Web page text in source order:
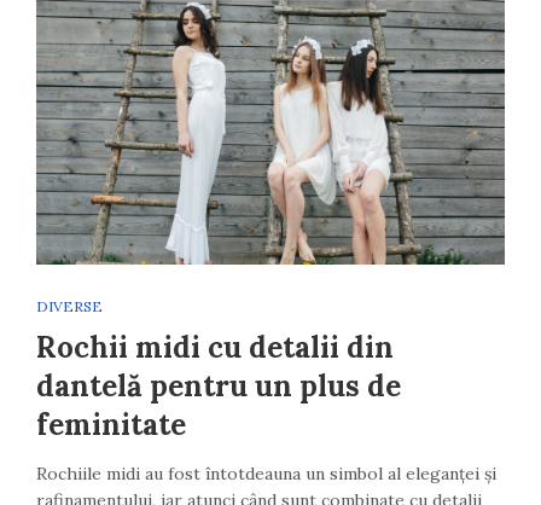
DIVERSE
Rochii midi cu detalii din
dantelă pentru un plus de
feminitate
Rochiile midi au fost întotdeauna un simbol al eleganței și
rafinamentului, iar atunci când sunt combinate cu detalii